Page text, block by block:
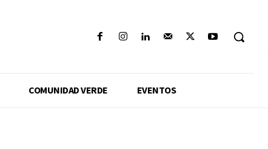
COMUNIDAD VERDE EVENTOS